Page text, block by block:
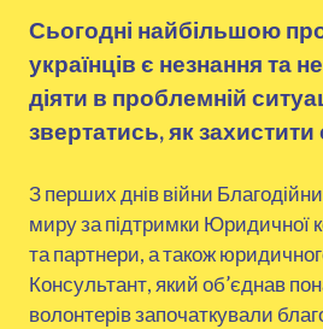
Сьогодні найбільшою
українців є незнання та
діяти в проблемній
звертатись, як захистити
З перших днів війни
миру за підтримки Юридичної
та партнери, а також
Консультант, який об’єднав
волонтерів започаткували